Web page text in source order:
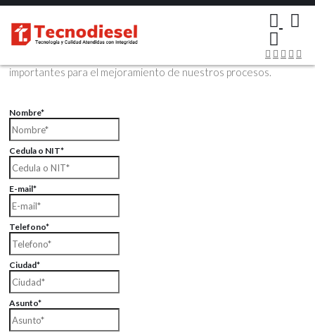
Contáctenos Vía Email
Envíenos sus datos con sus comentarios, sus opiniones son muy
importantes para el mejoramiento de nuestros procesos.
Nombre*
Cedula o NIT*
E-mail*
Telefono*
Ciudad*
Asunto*